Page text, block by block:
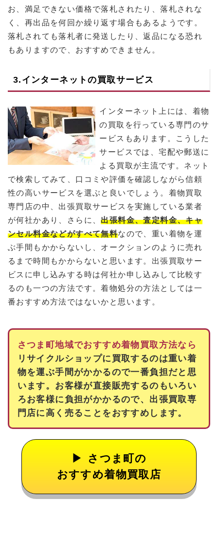
お、満足できない価格で落札されたり、落札されな
く、再出品を何回か繰り返す場合もあるようです。
落札されても落札者に発送したり、返品になる恐れ
もありますので、おすすめできません。
3.インターネットの買取サービス
インターネット上には、着物
の買取を行っている専門のサ
ービスもあります。こうした
サービスでは、宅配や郵送に
よる買取が主流です。ネット
で検索してみて、口コミや評価を確認しながら信頼
性の高いサービスを選ぶと良いでしょう。着物買取
専門店の中、出張買取サービスを実施している業者
が何社かあり、さらに、出張料金、査定料金、キャ
ンセル料金などがすべて無料なので、重い着物を運
ぶ手間もかからないし、オークションのように売れ
るまで時間もかからないと思います。出張買取サー
ビスに申し込みする時は何社か申し込みして比較す
るのも一つの方法です。着物処分の方法としては一
番おすすめ方法ではないかと思います。
さつま町地域でおすすめ着物買取方法なら
リサイクルショップに買取するのは重い着
物を運ぶ手間がかかるので一番負担だと思
います。お客様が直接販売するのもいろい
ろお客様に負担がかかるので、出張買取専
門店に高く売ることをおすすめします。
さつま町の
おすすめ着物買取店